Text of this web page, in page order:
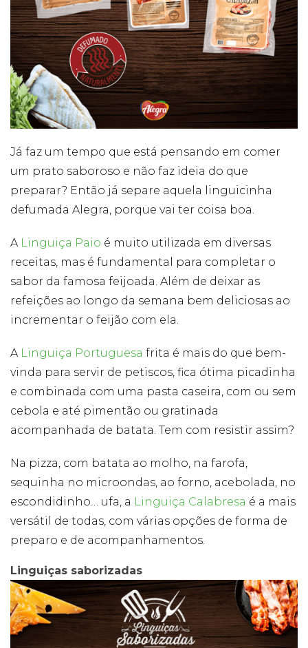
Já faz um tempo que está pensando em comer
um prato saboroso e não faz ideia do que
preparar? Então já separe aquela linguicinha
defumada Alegra, porque vai ter coisa boa.
A Linguiça Paio é muito utilizada em diversas
receitas, mas é fundamental para completar o
sabor da famosa feijoada. Além de deixar as
refeições ao longo da semana bem deliciosas ao
incrementar o feijão com ela.
A Linguiça Portuguesa frita é mais do que bem-
vinda para servir de petiscos, fica ótima picadinha
e combinada com uma pasta caseira, com ou sem
cebola e até pimentão ou gratinada
acompanhada de batata. Tem com resistir assim?
Na pizza, com batata ao molho, na farofa,
sequinha no microondas, ao forno, acebolada, no
escondidinho… ufa, a Linguiça Calabresa é a mais
versátil de todas, com várias opções de forma de
preparo e de acompanhamentos.
Linguiças saborizadas